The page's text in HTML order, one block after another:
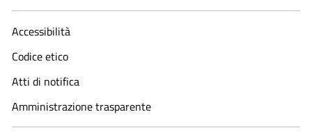
Accessibilità
Codice etico
Atti di notifica
Amministrazione trasparente